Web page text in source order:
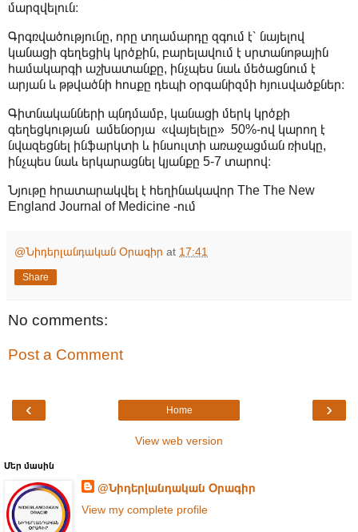
մարզվելուն։
Գրգռվածությունը, որը տղամարդը զգում է՝ նայելով
կանացի գեղեցիկ կրծքին, բարելավում է սրտանոթային
համակարգի աշխատանքը, ինչպես նաև մեծացնում է
արյան և թթվածնի հոսքը դեպի օրգանիզմի հյուսվածքներ։
Գիտնականների պնդմամբ, կանացի մերկ կրծքի
գեղեցկության ամենօրյա «վայելելը» 50%-ով կարող է
նվազեցնել ինֆարկտի և ինսուլտի առաջացման ռիսկը,
ինչպես նաև երկարացնել կյանքը 5-7 տարով։
Նյութը հրատարակվել է հեղինակավոր The The New
England Journal of Medicine -ում
@Նիդերլանդական Օրագիր at 17:41
Share
No comments:
Post a Comment
‹ ›
Home
View web version
Մեր մասին
@Նիդերլանդական Օրագիր
View my complete profile